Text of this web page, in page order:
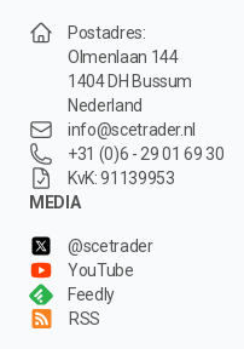
Postadres:
Olmenlaan 144
1404 DH Bussum
Nederland
info@scetrader.nl
+31 (0)6 - 29 01 69 30
KvK: 91139953
MEDIA
@scetrader
YouTube
Feedly
RSS